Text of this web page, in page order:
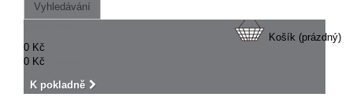
Vyhledávání
Košík (prázdný)
0 Kč
0 Kč
K pokladně